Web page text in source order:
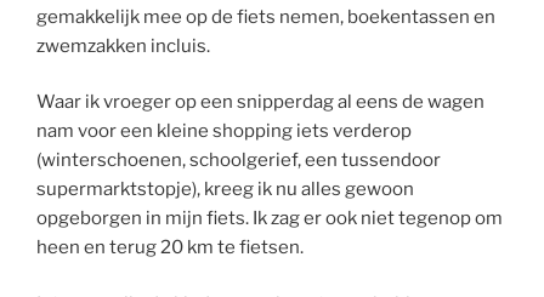
gemakkelijk mee op de fiets nemen, boekentassen en
zwemzakken incluis.
Waar ik vroeger op een snipperdag al eens de wagen
nam voor een kleine shopping iets verderop
(winterschoenen, schoolgerief, een tussendoor
supermarktstopje), kreeg ik nu alles gewoon
opgeborgen in mijn fiets. Ik zag er ook niet tegenop om
heen en terug 20 km te fietsen.